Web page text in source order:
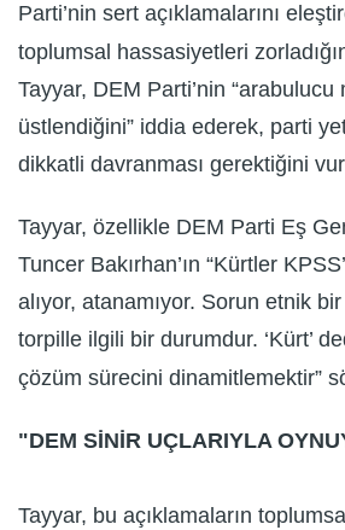
Parti’nin sert açıklamalarını
toplumsal hassasiyetleri
Tayyar, DEM Parti’nin “arabulucu
üstlendiğini” iddia ederek, parti
dikkatli davranması gerektiğini
Tayyar, özellikle DEM Parti Eş
Tuncer Bakırhan’ın “Kürtler
alıyor, atanamıyor. Sorun etnik
torpille ilgili bir durumdur. ‘Kürt’
çözüm sürecini dinamitlemektir”
"DEM SİNİR UÇLARIYLA
Tayyar, bu açıklamaların